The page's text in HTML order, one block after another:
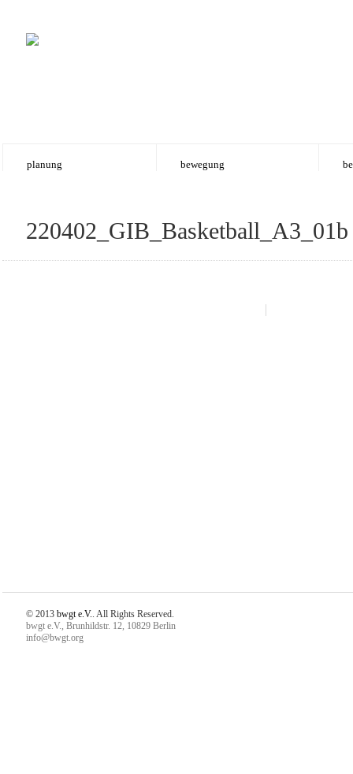
planung bewegung
220402_GIB_Basketball_A3_01b
© 2013 bwgt e.V.. All Rights Reserved.
bwgt e.V., Brunhildstr. 12, 10829 Berlin
info@bwgt.org